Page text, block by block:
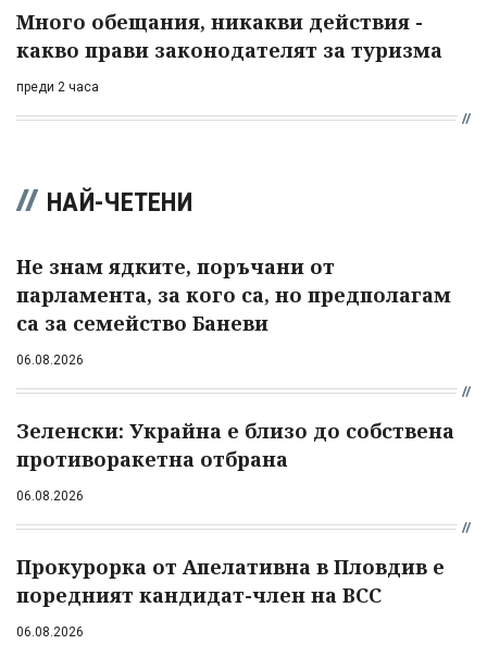
Много обещания, никакви действия -
какво прави законодателят за туризма
преди 2 часа
НАЙ-ЧЕТЕНИ
Не знам ядките, поръчани от
парламента, за кого са, но предполагам
са за семейство Баневи
06.08.2026
Зеленски: Украйна е близо до собствена
противоракетна отбрана
06.08.2026
Прокурорка от Апелативна в Пловдив е
поредният кандидат-член на ВСС
06.08.2026